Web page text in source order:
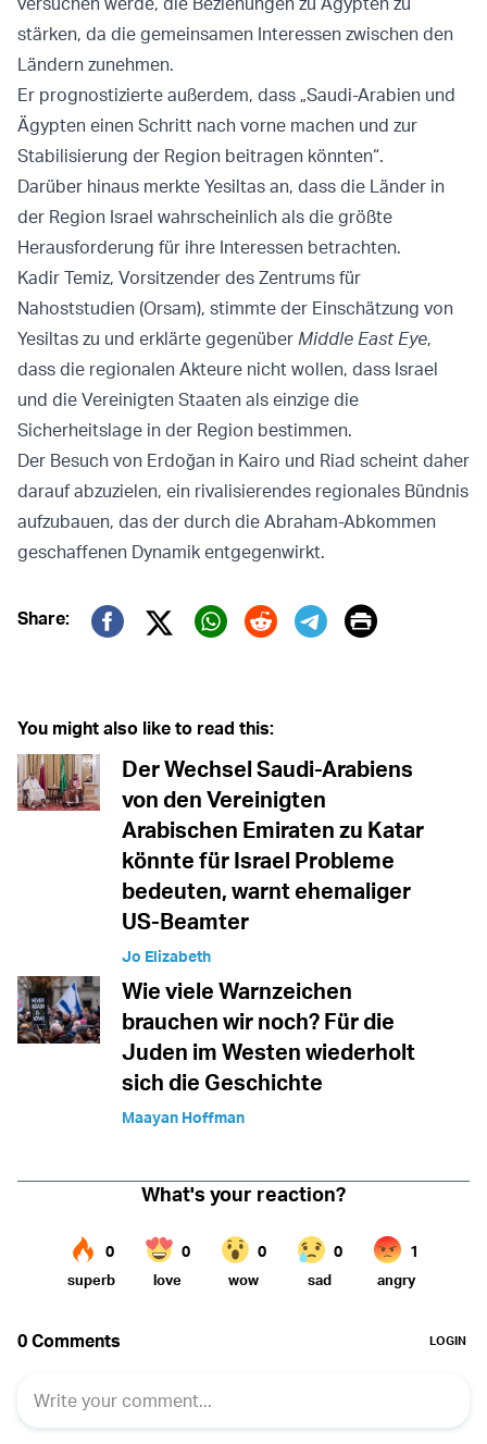
stärken, da die gemeinsamen Interessen zwischen den
Ländern zunehmen.
Er prognostizierte außerdem, dass „Saudi-Arabien und
Ägypten einen Schritt nach vorne machen und zur
Stabilisierung der Region beitragen könnten“.
Darüber hinaus merkte Yesiltas an, dass die Länder in
der Region Israel wahrscheinlich als die größte
Herausforderung für ihre Interessen betrachten.
Kadir Temiz, Vorsitzender des Zentrums für
Nahoststudien (Orsam), stimmte der Einschätzung von
Yesiltas zu und erklärte gegenüber Middle East Eye,
dass die regionalen Akteure nicht wollen, dass Israel
und die Vereinigten Staaten als einzige die
Sicherheitslage in der Region bestimmen.
Der Besuch von Erdoğan in Kairo und Riad scheint daher
darauf abzuzielen, ein rivalisierendes regionales Bündnis
aufzubauen, das der durch die Abraham-Abkommen
geschaffenen Dynamik entgegenwirkt.
Share:
Twitter (X)
Print
You might also like to read this:
Der Wechsel Saudi-Arabiens
von den Vereinigten
Arabischen Emiraten zu Katar
könnte für Israel Probleme
bedeuten, warnt ehemaliger
US-Beamter
Jo Elizabeth
Wie viele Warnzeichen
brauchen wir noch? Für die
Juden im Westen wiederholt
sich die Geschichte
Maayan Hoffman